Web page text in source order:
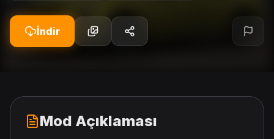
İndir
Mod Açıklaması